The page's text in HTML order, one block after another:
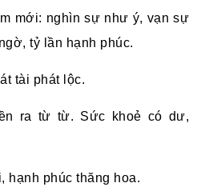
mới: nghìn sự như ý, vạn sự
tỷ lần hạnh phúc.
tài phát lộc.
ra từ từ. Sức khoẻ có dư,
hạnh phúc thăng hoa.